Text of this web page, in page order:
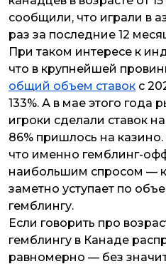
сообщили, что играли в
раз за последние 12
При таком интересе к
что в крупнейшей
общий объем ставок с
133%. А в мае этого года
игроки сделали ставок
86% пришлось на казино.
что именно гемблинг-
наибольшим спросом —
заметно уступает по
гемблингу.
Если говорить про
гемблингу в Канаде
равномерно — без